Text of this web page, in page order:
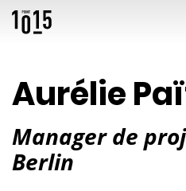
Aurélie
Manager de
Berlin